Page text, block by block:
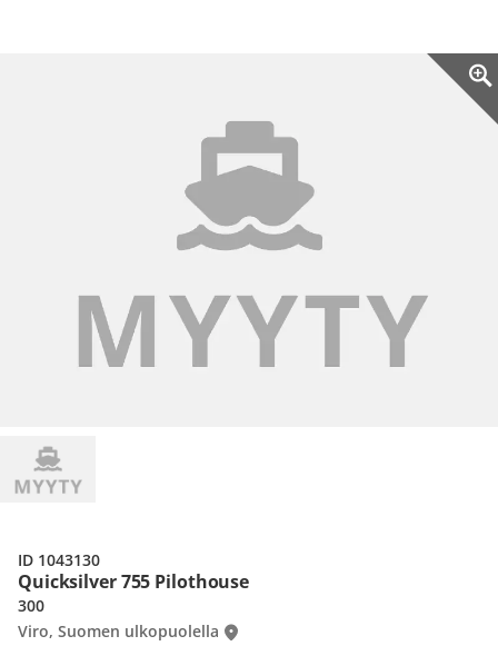
Quicksilver 755 Pilothouse
300
Viro, Suomen ulkopuolella
ID 1043130